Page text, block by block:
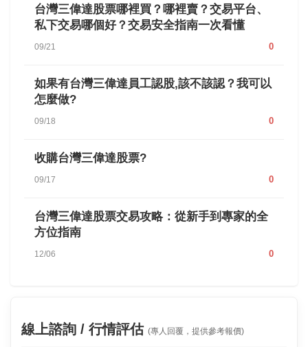
台灣三偉達股票哪裡買？哪裡賣？交易平台、
私下交易哪個好？交易安全指南一次看懂
09/21 0
如果有台灣三偉達員工認股,該不該認？我可以
怎麼做?
09/18 0
收購台灣三偉達股票?
09/17 0
台灣三偉達股票交易攻略：從新手到專家的全
方位指南
12/06 0
線上諮詢 / 行情評估 (專人回覆，提供參考報價)